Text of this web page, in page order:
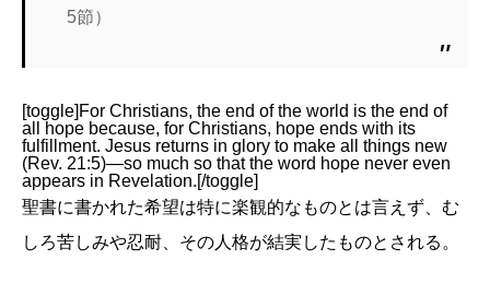
5節）
[toggle]For Christians, the end of the world is the end of
all hope because, for Christians, hope ends with its
fulfillment. Jesus returns in glory to make all things new
(Rev. 21:5)—so much so that the word hope never even
appears in Revelation.[/toggle]
聖書に書かれた希望は特に楽観的なものとは言えず、む
しろ苦しみや忍耐、その人格が結実したものとされる。